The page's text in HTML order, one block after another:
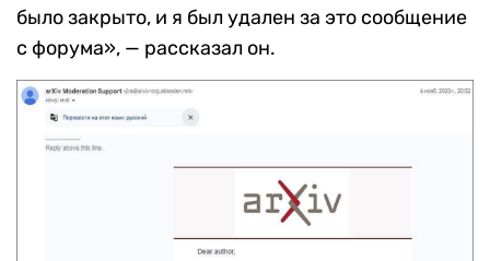
было закрыто, и я был удален за это сообщение
с форума», — рассказал он.